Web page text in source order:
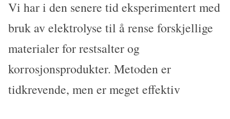
Vi har i den senere tid eksperimentert med
bruk av elektrolyse til å rense forskjellige
materialer for restsalter og
korrosjonsprodukter. Metoden er
tidkrevende, men er meget effektiv